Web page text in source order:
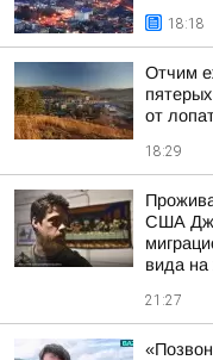
18:18
Отчим
от
18:29
США
вида на
21:27